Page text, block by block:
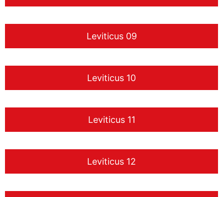
Leviticus 09
Leviticus 10
Leviticus 11
Leviticus 12